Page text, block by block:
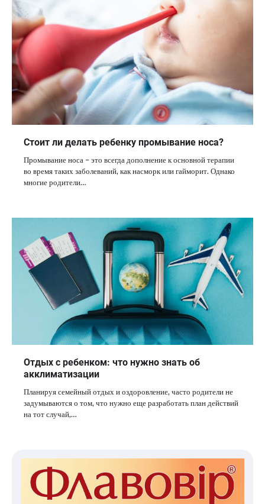
Стоит ли делать ребенку промывание носа?
Промывание носа – это всегда дополнение к основной терапии
во время таких заболеваний, как насморк или гайморит. Однако
многие родители…
Отдых с ребенком: что нужно знать об
акклиматизации
Планируя семейный отдых и оздоровление, часто родители не
задумываются о том, что нужно еще разработать план действий
на тот случай,…